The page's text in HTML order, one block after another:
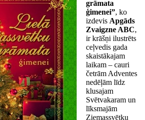
grāmata
ģimenei”, ko
izdevis Apgāds
Zvaigzne ABC,
ir krāšņi ilustrēts
ceļvedis gada
skaistākajam
laikam – cauri
četrām Adventes
nedēļām līdz
klusajam
Svētvakaram un
līksmajām
Ziemassvētku